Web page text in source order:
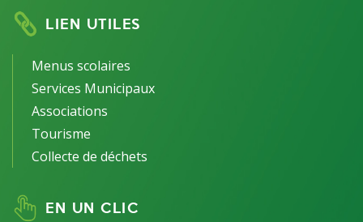
LIEN UTILES
Menus scolaires
Services Municipaux
Associations
Tourisme
Collecte de déchets
EN UN CLIC